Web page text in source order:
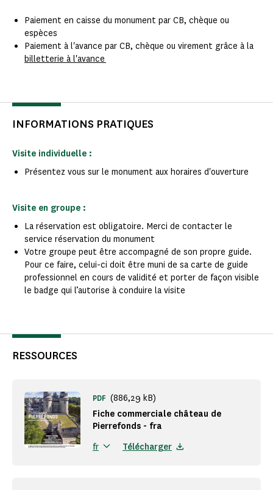
Paiement en caisse du monument par CB, chèque ou
espèces
Paiement à l'avance par CB, chèque ou virement grâce à la
billetterie à l'avance
INFORMATIONS PRATIQUES
Visite individuelle :
Présentez vous sur le monument aux horaires d'ouverture
Visite en groupe :
La réservation est obligatoire. Merci de contacter le
service réservation du monument
Votre groupe peut être accompagné de son propre guide.
Pour ce faire, celui-ci doit être muni de sa carte de guide
professionnel en cours de validité et porter de façon visible
le badge qui l’autorise à conduire la visite
RESSOURCES
Fiche commerciale château de
Pierrefonds - fra
PDF (886,29 kB)
fr Télécharger